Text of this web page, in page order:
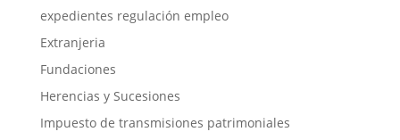
expedientes regulación empleo
Extranjeria
Fundaciones
Herencias y Sucesiones
Impuesto de transmisiones patrimoniales